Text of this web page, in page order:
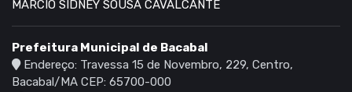
MARCIO SIDNEY SOUSA CAVALCANTE
Prefeitura Municipal de Bacabal
Endereço: Travessa 15 de Novembro, 229, Centro,
Bacabal/MA CEP: 65700-000